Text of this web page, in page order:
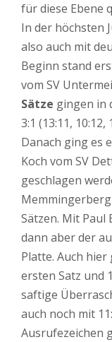
für diese Ebene
In der höchsten
also auch mit
Beginn stand
vom SV
Sätze gingen in
3:1 (13:11,
Danach ging es
Koch vom SV
geschlagen
Sätzen. Mit Paul
dann aber der
Platte. Auch hier
ersten Satz und
saftige
auch noch mit
Ausrufezeichen